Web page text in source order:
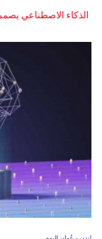
الذكاء الاصطناعي
لندن - عُمان اليوم